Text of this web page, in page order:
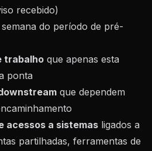
recebido)
do período de pré-
trabalho que apenas esta
ponta
que dependem
acessos a sistemas ligados a
partilhadas, ferramentas de